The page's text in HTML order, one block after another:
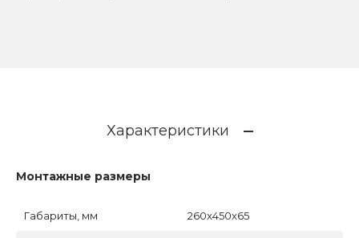
Характеристики
Монтажные размеры
Габариты, мм 260x450x65